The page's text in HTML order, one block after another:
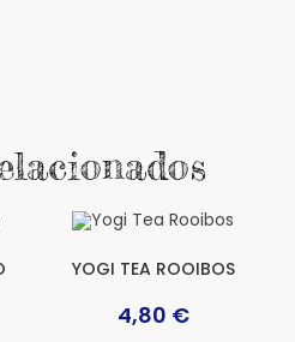
YOGI TEA ROOIBOS
4,80 €